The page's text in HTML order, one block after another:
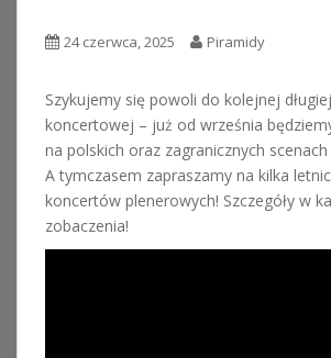
24 czerwca, 2025 Piramidy
Szykujemy się powoli do kolejnej
koncertowej – już od września
na polskich oraz zagranicznych
A tymczasem zapraszamy na kilka
koncertów plenerowych! Szczegóły w
zobaczenia!